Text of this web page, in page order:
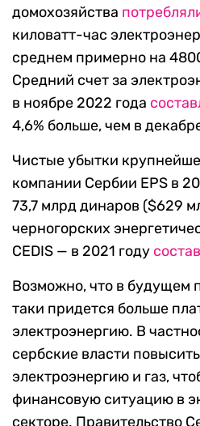
домохозяйства
киловатт-час
среднем примерно на
Средний счет за
в ноябре 2022 года
4,6% больше, чем в
Чистые убытки
компании Сербии EPS в
73,7 млрд динаров ($629
черногорских
CEDIS — в 2021 году
Возможно, что в будущем
таки придется больше
электроэнергию. В
сербские власти
электроэнергию и газ,
финансовую ситуацию в
секторе. Правительство